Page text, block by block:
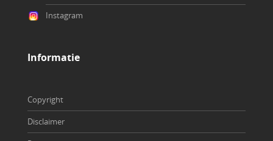
Instagram
Copyright
Disclaimer